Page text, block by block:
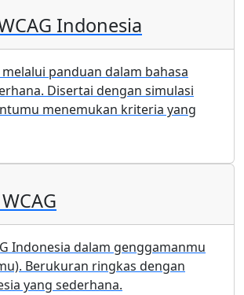
Indonesia
melalui panduan dalam bahasa
Disertai dengan simulasi
menemukan kriteria yang
Indonesia dalam genggamanmu
Berukuran ringkas dengan
yang sederhana.